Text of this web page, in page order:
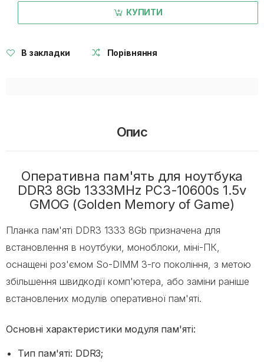
КУПИТИ
В закладки Порівняння
Опис
Оперативна пам'ять для ноутбука
DDR3 8Gb 1333MHz PC3-10600s 1.5v
GMOG (Golden Memory of Game)
Планка пам'яті DDR3 1333 8Gb призначена для
встановлення в ноутбуки, моноблоки, міні-ПК,
оснащені роз'ємом So-DIMM 3-го покоління, з метою
збільшення швидкодії комп'ютера, або заміни раніше
встановлених модулів оперативної пам'яті.
Основні характеристики модуля пам'яті:
Тип пам'яті: DDR3;